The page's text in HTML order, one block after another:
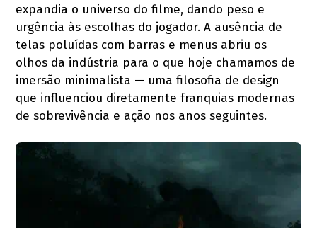
expandia o universo do filme, dando peso e
urgência às escolhas do jogador. A ausência de
telas poluídas com barras e menus abriu os
olhos da indústria para o que hoje chamamos de
imersão minimalista — uma filosofia de design
que influenciou diretamente franquias modernas
de sobrevivência e ação nos anos seguintes.